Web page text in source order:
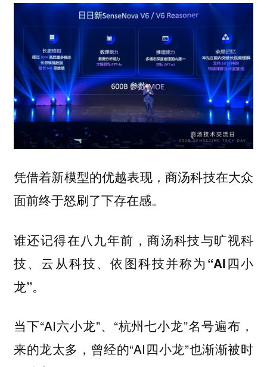
凭借着新模型的优越表现，商汤科技在大众
面前终于怒刷了下存在感。
谁还记得在八九年前，商汤科技与旷视科
技、云从科技、依图科技并称为“AI四小
龙”。
当下“AI六小龙”、“杭州七小龙”名号遍布，
来的龙太多，曾经的“AI四小龙”也渐渐被时